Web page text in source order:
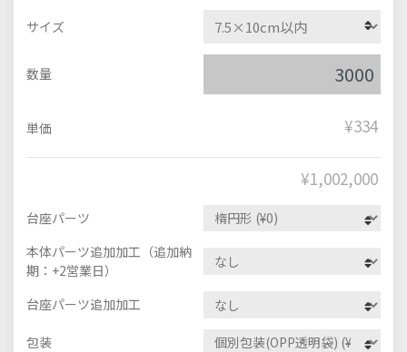
サイズ
数量
単価 ¥334
¥1,002,000
台座パーツ
本体パーツ追加加工（追加納
期：+2営業日）
台座パーツ追加加工
包装